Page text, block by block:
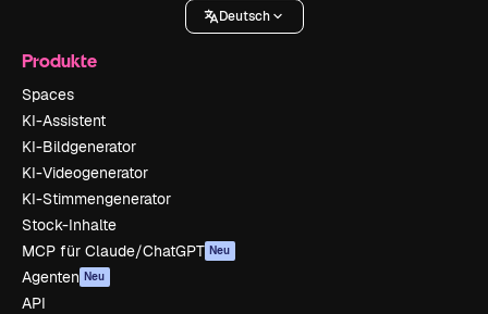
Deutsch
Produkte
Spaces
KI-Assistent
KI-Bildgenerator
KI-Videogenerator
KI-Stimmengenerator
Stock-Inhalte
MCP für Claude/ChatGPT Neu
Agenten Neu
API